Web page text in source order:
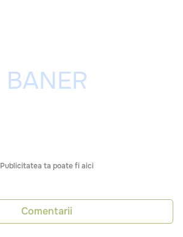
Publicitatea ta poate fi aici
Comentarii